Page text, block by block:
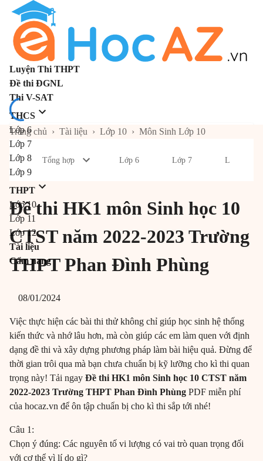
Luyện Thi THPT
Đề thi ĐGNL
Thi V-SAT
THCS
Lớp 6
Lớp 7
Lớp 8
Lớp 9
THPT
Lớp 10
Lớp 11
Lớp 12
Tài liệu
Cẩm nang
Trang chủ › Tài liệu › Lớp 10 › Môn Sinh Lớp 10
Tổng hợp Lớp 6 Lớp 7 Lớp 8
Đề thi HK1 môn Sinh học 10
CTST năm 2022-2023 Trường
THPT Phan Đình Phùng
08/01/2024
Việc thực hiện các bài thi thử không chỉ giúp học sinh hệ thống
kiến thức và nhớ lâu hơn, mà còn giúp các em làm quen với định
dạng đề thi và xây dựng phương pháp làm bài hiệu quả. Đừng để
thời gian trôi qua mà bạn chưa chuẩn bị kỹ lưỡng cho kì thi quan
trọng này! Tải ngay Đề thi HK1 môn Sinh học 10 CTST năm
2022-2023 Trường THPT Phan Đình Phùng PDF miễn phí
của hocaz.vn để ôn tập chuẩn bị cho kì thi sắp tới nhé!
Câu 1:
Chọn ý đúng: Các nguyên tố vi lượng có vai trò quan trọng đối
với cơ thể vì lí do gì?